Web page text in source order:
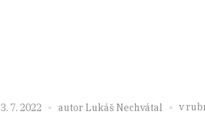
3. 7. 2022 autor Lukáš Nechvátal v